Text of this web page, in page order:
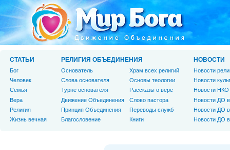
СТАТЬИ
Бог
Человек
Cемья
Вера
Религия
Жизнь вечная
РЕЛИГИЯ ОБЪЕДИНЕНИЯ
Основатель
Слова основателя
Турне основателя
Движение Объединения
Принцип Объединения
Благословение
Храм всех религий
Основы теологии
Рассказы о вере
Слово пастора
Переводы служб
Книги
НОВОСТИ
Новости
Новости
Новости НКО
Новости ДО
Новости ДО
Новости ДО